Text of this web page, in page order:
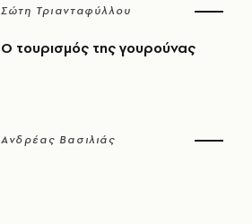
Σώτη Τριανταφύλλου
Ο τουρισμός της γουρούνας
Ανδρέας Βασιλιάς